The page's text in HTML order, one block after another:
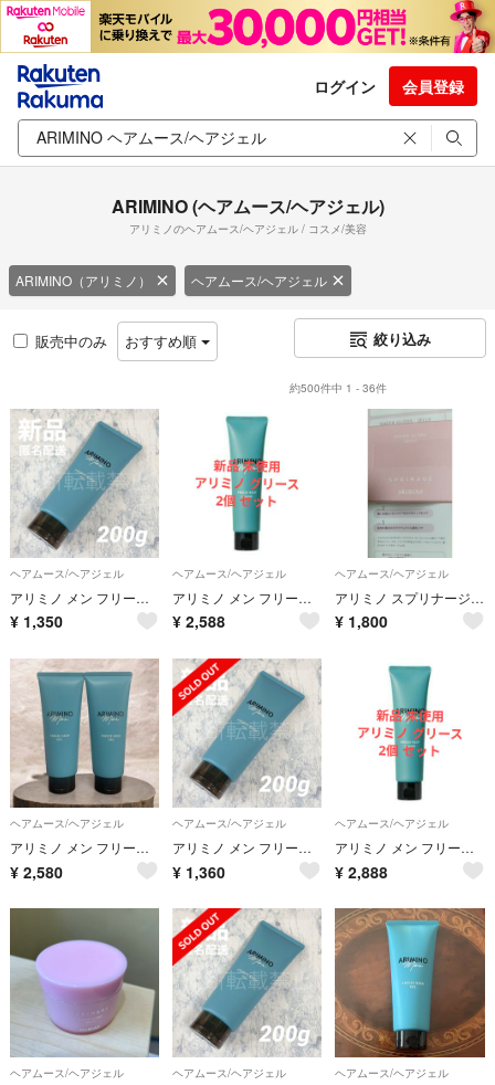
ログイン 会員登録
ARIMINO (ヘアムース/ヘアジェル)
アリミノのヘアムース/ヘアジェル / コスメ/美容
ARIMINO（アリミノ） ヘアムース/ヘアジェル
販売中のみ おすすめ順 絞り込み
約500件中 1 - 36件
ヘアムース/ヘアジェル
アリミノ メン フリーズキープ ジェル 200g アリミノメン 新品
¥ 1,350
ヘアムース/ヘアジェル
アリミノ メン フリーズキープグリース 100g 2本セット 新品 未使用 ARIMINO grease ジェル Gel wax
¥ 2,588
ヘアムース/ヘアジェル
アリミノ スプリナージュ シアーグロス ジェリー 80g
¥ 1,800
ヘアムース/ヘアジェル
アリミノ メン フリーズキープジェル 200g 2本
¥ 2,580
ヘアムース/ヘアジェル
アリミノ メン フリーズキープ ジェル 200g アリミノメン 新品
¥ 1,360
ヘアムース/ヘアジェル
アリミノ メン フリーズキープグリース 100g 2本セット 新品 未使用 ARIMINO grease ジェル Gel wax
¥ 2,888
ヘアムース/ヘアジェル ヘアムース/ヘアジェル ヘアムース/ヘアジェル